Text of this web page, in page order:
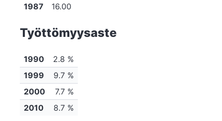
1987 16.00
Työttömyysaste
1990
2.8 %
1999
9.7 %
2000
7.7 %
2010
8.7 %